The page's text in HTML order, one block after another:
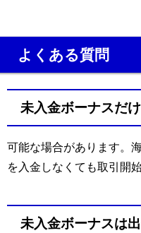
よくある質問
未入金ボーナスだ
可能な場合があります。
を入金しなくても取引開
未入金ボーナスは